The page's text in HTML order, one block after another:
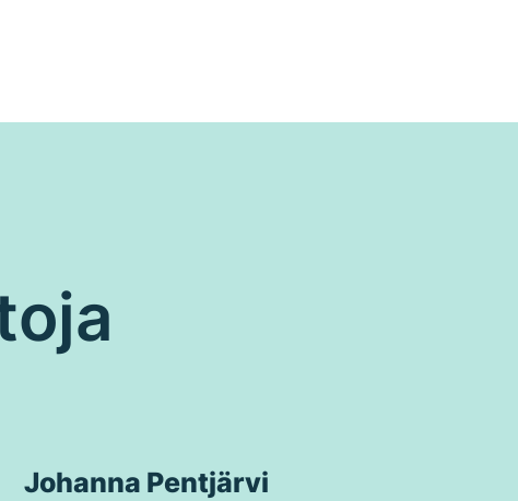
Johanna Pentjärvi